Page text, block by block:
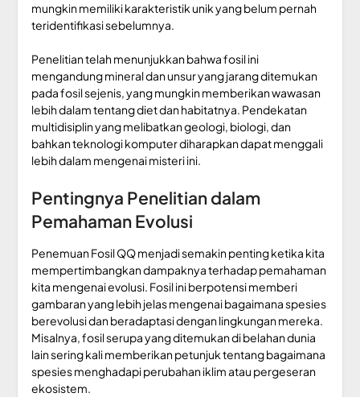
mungkin memiliki karakteristik unik yang belum pernah
teridentifikasi sebelumnya.
Penelitian telah menunjukkan bahwa fosil ini
mengandung mineral dan unsur yang jarang ditemukan
pada fosil sejenis, yang mungkin memberikan wawasan
lebih dalam tentang diet dan habitatnya. Pendekatan
multidisiplin yang melibatkan geologi, biologi, dan
bahkan teknologi komputer diharapkan dapat menggali
lebih dalam mengenai misteri ini.
Pentingnya Penelitian dalam
Pemahaman Evolusi
Penemuan Fosil QQ menjadi semakin penting ketika kita
mempertimbangkan dampaknya terhadap pemahaman
kita mengenai evolusi. Fosil ini berpotensi memberi
gambaran yang lebih jelas mengenai bagaimana spesies
berevolusi dan beradaptasi dengan lingkungan mereka.
Misalnya, fosil serupa yang ditemukan di belahan dunia
lain sering kali memberikan petunjuk tentang bagaimana
spesies menghadapi perubahan iklim atau pergeseran
ekosistem.